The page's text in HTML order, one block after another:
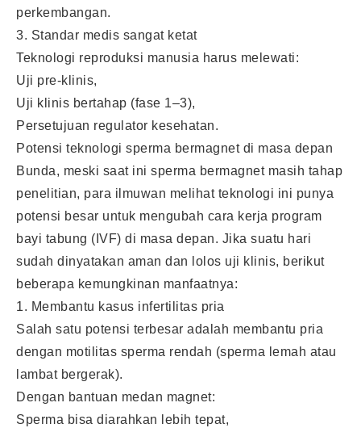
perkembangan.
3. Standar medis sangat ketat
Teknologi reproduksi manusia harus melewati:
Uji pre-klinis,
Uji klinis bertahap (fase 1–3),
Persetujuan regulator kesehatan.
Potensi teknologi sperma bermagnet di masa depan
Bunda, meski saat ini sperma bermagnet masih tahap
penelitian, para ilmuwan melihat teknologi ini punya
potensi besar untuk mengubah cara kerja program
bayi tabung (IVF) di masa depan. Jika suatu hari
sudah dinyatakan aman dan lolos uji klinis, berikut
beberapa kemungkinan manfaatnya:
1. Membantu kasus infertilitas pria
Salah satu potensi terbesar adalah membantu pria
dengan motilitas sperma rendah (sperma lemah atau
lambat bergerak).
Dengan bantuan medan magnet:
Sperma bisa diarahkan lebih tepat,